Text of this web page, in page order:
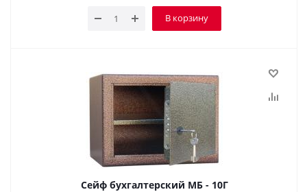
В корзину
Сейф бухгалтерский МБ - 10Г